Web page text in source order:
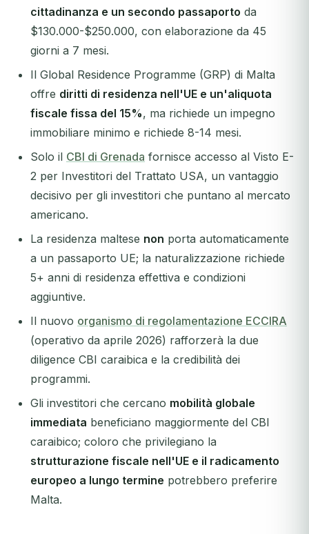
cittadinanza e un secondo passaporto da
$130.000-$250.000, con elaborazione da 45
giorni a 7 mesi.
Il Global Residence Programme (GRP) di Malta
offre diritti di residenza nell'UE e un'aliquota
fiscale fissa del 15%, ma richiede un impegno
immobiliare minimo e richiede 8-14 mesi.
Solo il CBI di Grenada fornisce accesso al Visto E-
2 per Investitori del Trattato USA, un vantaggio
decisivo per gli investitori che puntano al mercato
americano.
La residenza maltese non porta automaticamente
a un passaporto UE; la naturalizzazione richiede
5+ anni di residenza effettiva e condizioni
aggiuntive.
Il nuovo organismo di regolamentazione ECCIRA
(operativo da aprile 2026) rafforzerà la due
diligence CBI caraibica e la credibilità dei
programmi.
Gli investitori che cercano mobilità globale
immediata beneficiano maggiormente del CBI
caraibico; coloro che privilegiano la
strutturazione fiscale nell'UE e il radicamento
europeo a lungo termine potrebbero preferire
Malta.